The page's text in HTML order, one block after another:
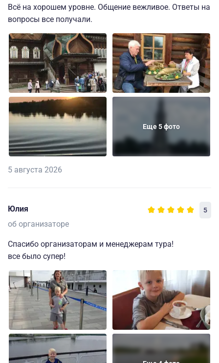
Всё на хорошем уровне. Общение вежливое. Ответы на
вопросы все получали.
Еще 5 фото
5 августа 2026
Юлия 5
об организаторе
Спасибо организаторам и менеджерам тура!
все было супер!